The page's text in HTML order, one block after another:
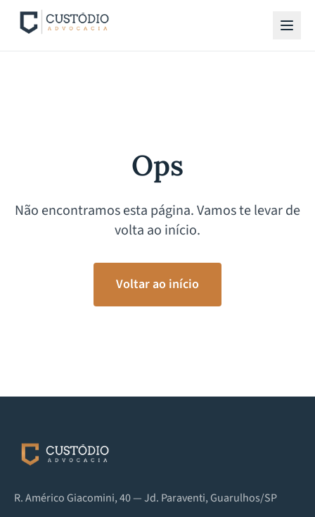
Ops
Não encontramos esta página. Vamos te levar de
volta ao início.
Voltar ao início
R. Américo Giacomini, 40 — Jd. Paraventi, Guarulhos/SP